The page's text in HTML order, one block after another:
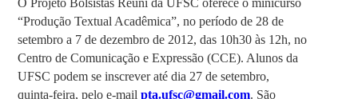
“Produção Textual Acadêmica”, no período de 28 de
setembro a 7 de dezembro de 2012, das 10h30 às 12h, no
Centro de Comunicação e Expressão (CCE). Alunos da
UFSC podem se inscrever até dia 27 de setembro,
quinta-feira, pelo e-mailpta.ufsc@gmail.com. São